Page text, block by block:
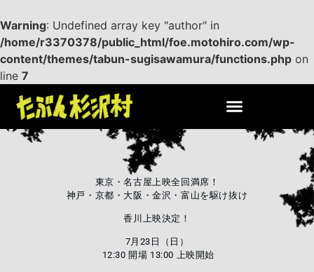
Warning: Undefined array key "author" in
/home/r3370378/public_html/foe.motohiro.com/wp-
content/themes/tabun-sugisawamura/functions.php on
line 7
東京・名古屋上映全回満席！
神戸・京都・大阪・金沢・富山を駆け抜け
香川上映決定！
7月23日（日）
12:30 開場 13:00 上映開始